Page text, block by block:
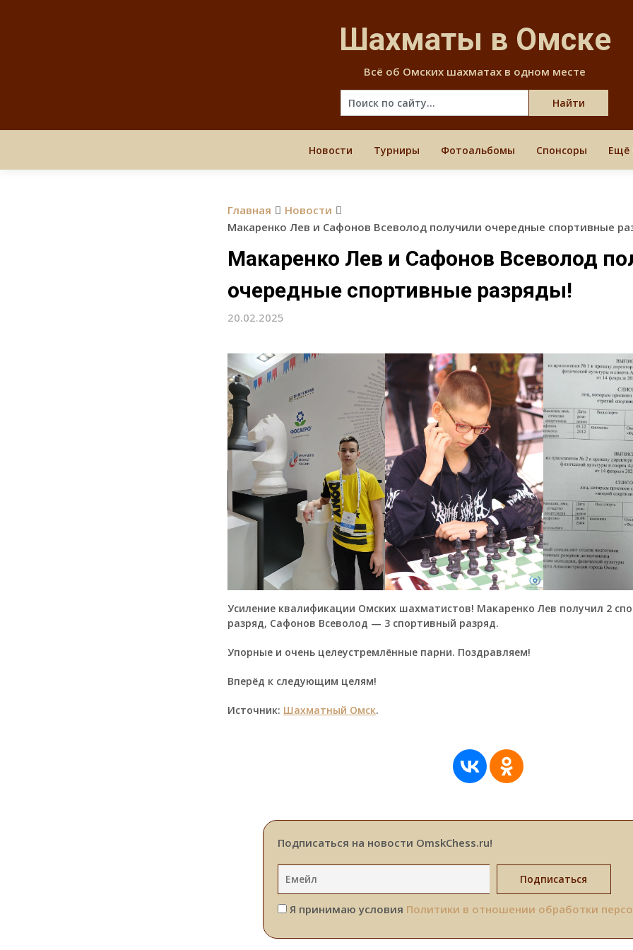
content
Шахматы в Омске
Всё об Омских шахматах в одном месте
Новости Турниры Фотоальбомы Спонсоры Ещё
Главная
Новости
Макаренко Лев и Сафонов Всеволод получили очередные спортивные
Макаренко Лев и Сафонов Всеволод
очередные спортивные разряды!
20.02.2025
Усиление квалификации Омских шахматистов! Макаренко Лев получил 2
разряд, Сафонов Всеволод — 3 спортивный разряд.
Упорные и очень целеустремлённые парни. Поздравляем!
Вперёд к следующим целям!
Источник: Шахматный Омск.
Подписаться на новости OmskChess.ru!
Я принимаю условия Политики в отношении обработки